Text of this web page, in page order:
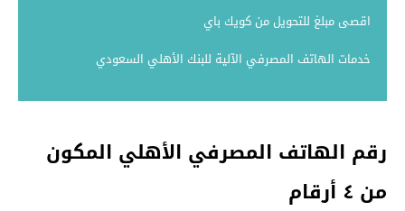
اقصى مبلغ للتحويل من كويك باي
خدمات الهاتف المصرفي الآلية للبنك الأهلي السعودي
رقم الهاتف المصرفي الأهلي المكون
من ٤ أرقام